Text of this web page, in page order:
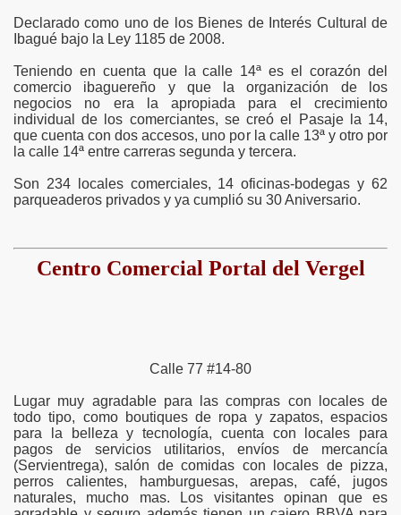
Declarado como uno de los Bienes de Interés Cultural de
Ibagué bajo la Ley 1185 de 2008.
Teniendo en cuenta que la calle 14ª es el corazón del
comercio ibaguereño y que la organización de los
negocios no era la apropiada para el crecimiento
individual de los comerciantes, se creó el Pasaje la 14,
que cuenta con dos accesos, uno por la calle 13ª y otro por
la calle 14ª entre carreras segunda y tercera.
Son 234 locales comerciales, 14 oficinas-bodegas y 62
parqueaderos privados y ya cumplió su 30 Aniversario.
Centro Comercial Portal del Vergel
Calle 77 #14-80
Lugar muy agradable para las compras con locales de
todo tipo, como boutiques de ropa y zapatos, espacios
para la belleza y tecnología, cuenta con locales para
pagos de servicios utilitarios, envíos de mercancía
(Servientrega), salón de comidas con locales de pizza,
perros calientes, hamburguesas, arepas, café, jugos
naturales, mucho mas. Los visitantes opinan que es